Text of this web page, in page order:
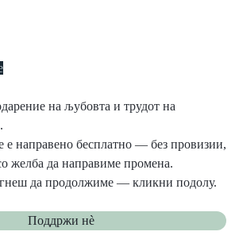
на љубовта и трудот на
е направено бесплатно — без провизии,
желба да направиме промена.
да продолжиме — кликни подолу.
Поддржи нѐ